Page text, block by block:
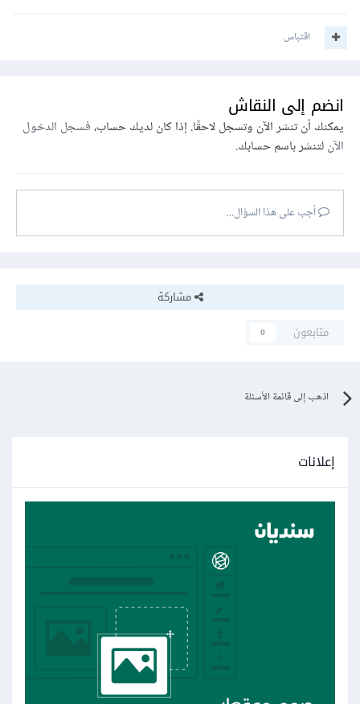
اقتباس
انضم إلى النقاش
يمكنك أن تنشر الآن وتسجل لاحقًا. إذا كان لديك حساب،فسجل الدخول
الآنلتنشر باسم حسابك.
أجب على هذا السؤال...
مشاركة
متابعون
0
اذهب إلى قائمة الأسئلة
إعلانات